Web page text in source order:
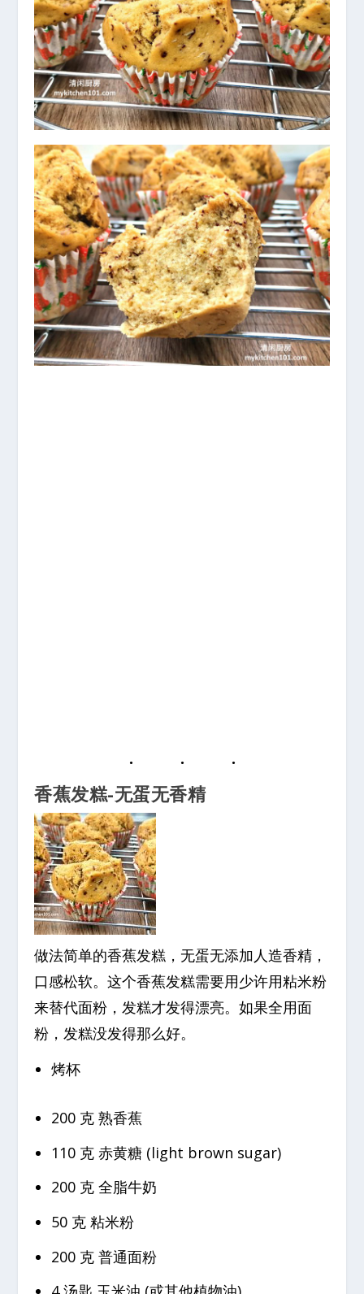
香蕉发糕-无蛋无香精
做法简单的香蕉发糕，无蛋无添加人造香精，
口感松软。这个香蕉发糕需要用少许用粘米粉
来替代面粉，发糕才发得漂亮。如果全用面
粉，发糕没发得那么好。
烤杯
200 克 熟香蕉
110 克 赤黄糖 (light brown sugar)
200 克 全脂牛奶
50 克 粘米粉
200 克 普通面粉